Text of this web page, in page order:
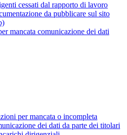
cessati dal rapporto di lavoro
da pubblicare sul sito
mancata comunicazione dei dati
per mancata o incompleta
dei dati da parte dei titolari